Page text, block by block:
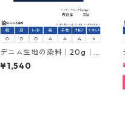
デニム生地の染料｜20g｜
インディゴ｜インジゴ｜ndi
go｜化学藍
¥1,540